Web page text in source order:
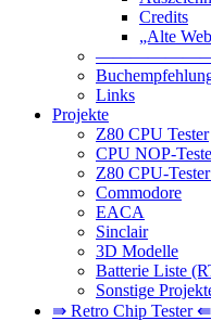
Credits
„Alte
Links
Projekte
Z80 CPU Tester
CPU NOP-
Z80 CPU-
Commodore
EACA
Sinclair
3D Modelle
Batterie Liste
Sonstige
⇛ Retro Chip Tester ⇚